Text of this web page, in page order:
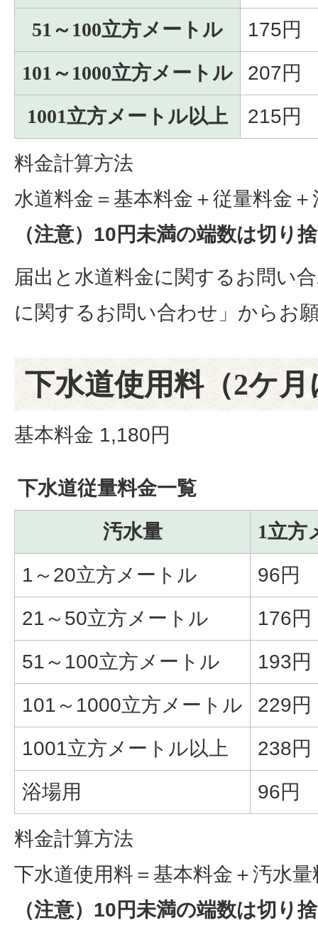
51～100立方メートル
175円
101～1000立方メートル
207円
1001立方メートル以上
215円
料金計算方法
水道料金＝基本料金＋従量料金
（注意）10円未満の端数は切り
届出と水道料金に関するお問い
に関するお問い合わせ」からお
下水道使用料（2ケ
基本料金 1,180円
下水道従量料金一覧
汚水量
1立方
1～20立方メートル
96円
21～50立方メートル
176円
51～100立方メートル
193円
101～1000立方メートル
229円
1001立方メートル以上
238円
浴場用
96円
料金計算方法
下水道使用料＝基本料金＋汚水
（注意）10円未満の端数は切り